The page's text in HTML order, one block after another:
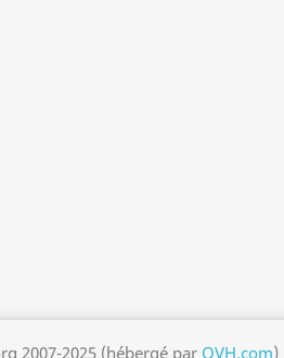
2007-2025 (hébergé par OVH.com)